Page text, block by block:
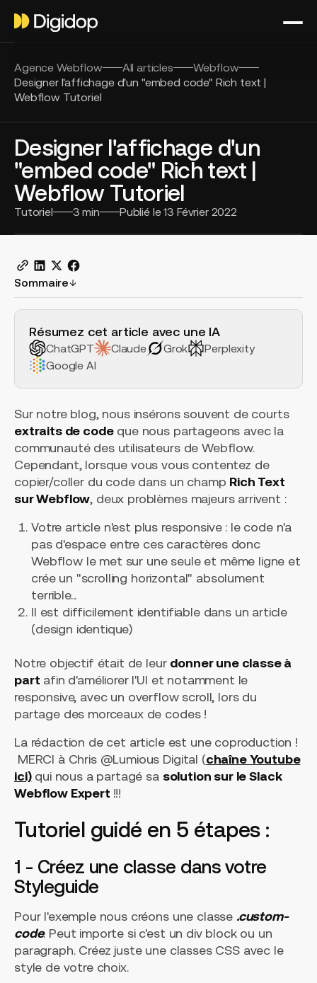
Agence Webflow All articles
Webflow
Designer l'affichage d'un "embed code" Rich text |
Webflow Tutoriel
Designer l'affichage d'un
"embed code" Rich text |
Webflow Tutoriel
Tutoriel 3 min Publié le13 Février 2022
Sommaire
Résumez cet article avec une IA
ChatGPT Claude Grok
Perplexity
Google AI
Sur notre blog, nous insérons souvent de courts
extraits de codeque nous partageons avec la
communauté des utilisateurs de Webflow.
Cependant, lorsque vous vous contentez de
copier/coller du code dans un champ Rich Text
sur Webflow, deux problèmes majeurs arrivent :
Votre article n'est plus responsive : le code n'a
pas d'espace entre ces caractères donc
Webflow le met sur une seule et même ligne et
crée un "scrolling horizontal" absolument
terrible...
Il est difficilement identifiable dans un article
(design identique)
Notre objectif était de leur donner une classe à
part afin d'améliorer l'UI et notamment le
responsive, avec un overflow scroll, lors du
partage des morceaux de codes !
La rédaction de cet article est une coproduction !
MERCI à Chris @Lumious Digital (chaîne Youtube
ici)qui nous a partagé sa solution sur le Slack
Webflow Expert !!!
Tutoriel guidé en 5 étapes :
1 - Créez une classe dans votre
Styleguide
Pour l'exemple nous créons une classe .custom-
code. Peut importe si c'est un div block ou un
paragraph. Créez juste une classes CSS avec le
style de votre choix.